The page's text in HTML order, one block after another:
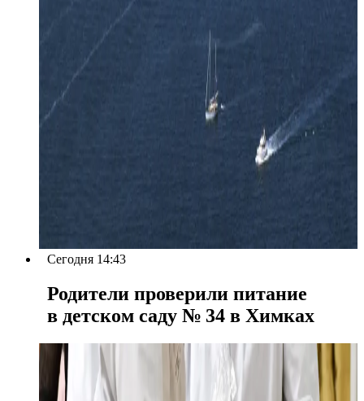
Сегодня 14:43
Родители проверили питание
в детском саду № 34 в Химках